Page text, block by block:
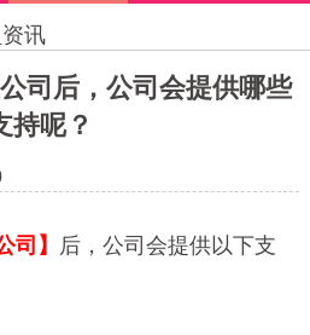
讯
司后，公司会提供哪些
持呢？
司】 后，公司会提供以下支